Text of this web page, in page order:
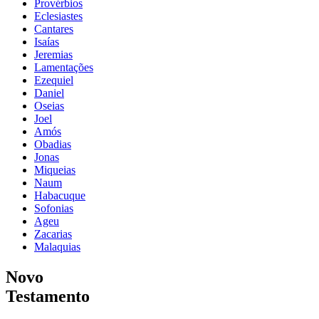
Provérbios
Eclesiastes
Cantares
Isaías
Jeremias
Lamentações
Ezequiel
Daniel
Oseias
Joel
Amós
Obadias
Jonas
Miqueias
Naum
Habacuque
Sofonias
Ageu
Zacarias
Malaquias
Novo
Testamento